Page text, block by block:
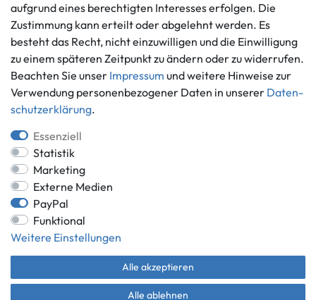
Informationen
Ankauf
Über uns
Häufig gestellte Fragen
Zahlung und Versand
Batterieentsorgung
Zahlungsmöglichkeiten
*Alle Preise inkl. gesetzlicher MwSt.,
** gilt für Lieferungen innerhalb Deutschlands, Lieferzeiten für andere
Länder entnehmen Sie bitte der Schaltfläche mit den
Versandinformationen.
© Game World 2026 | Alle Rechte vorbehalten.
aufgrund eines berechtigten Interesses erfolgen. Die
Zustimmung kann erteilt oder abgelehnt werden. Es
besteht das Recht, nicht einzuwilligen und die Einwilligung
zu einem späteren Zeitpunkt zu ändern oder zu widerrufen.
Beachten Sie unser Impressum und weitere Hinweise zur
Verwendung personenbezogener Daten in unserer Daten­
schutz­erklärung.
Essenziell
Statistik
Marketing
Externe Medien
PayPal
Funktional
Weitere Einstellungen
Alle akzeptieren
Alle ablehnen